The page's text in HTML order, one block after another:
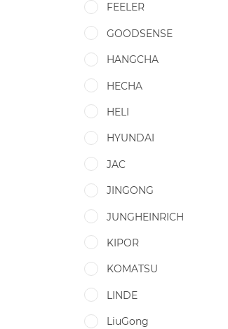
FEELER
GOODSENSE
HANGCHA
HECHA
HELI
HYUNDAI
JAC
JINGONG
JUNGHEINRICH
KIPOR
KOMATSU
LINDE
LiuGong